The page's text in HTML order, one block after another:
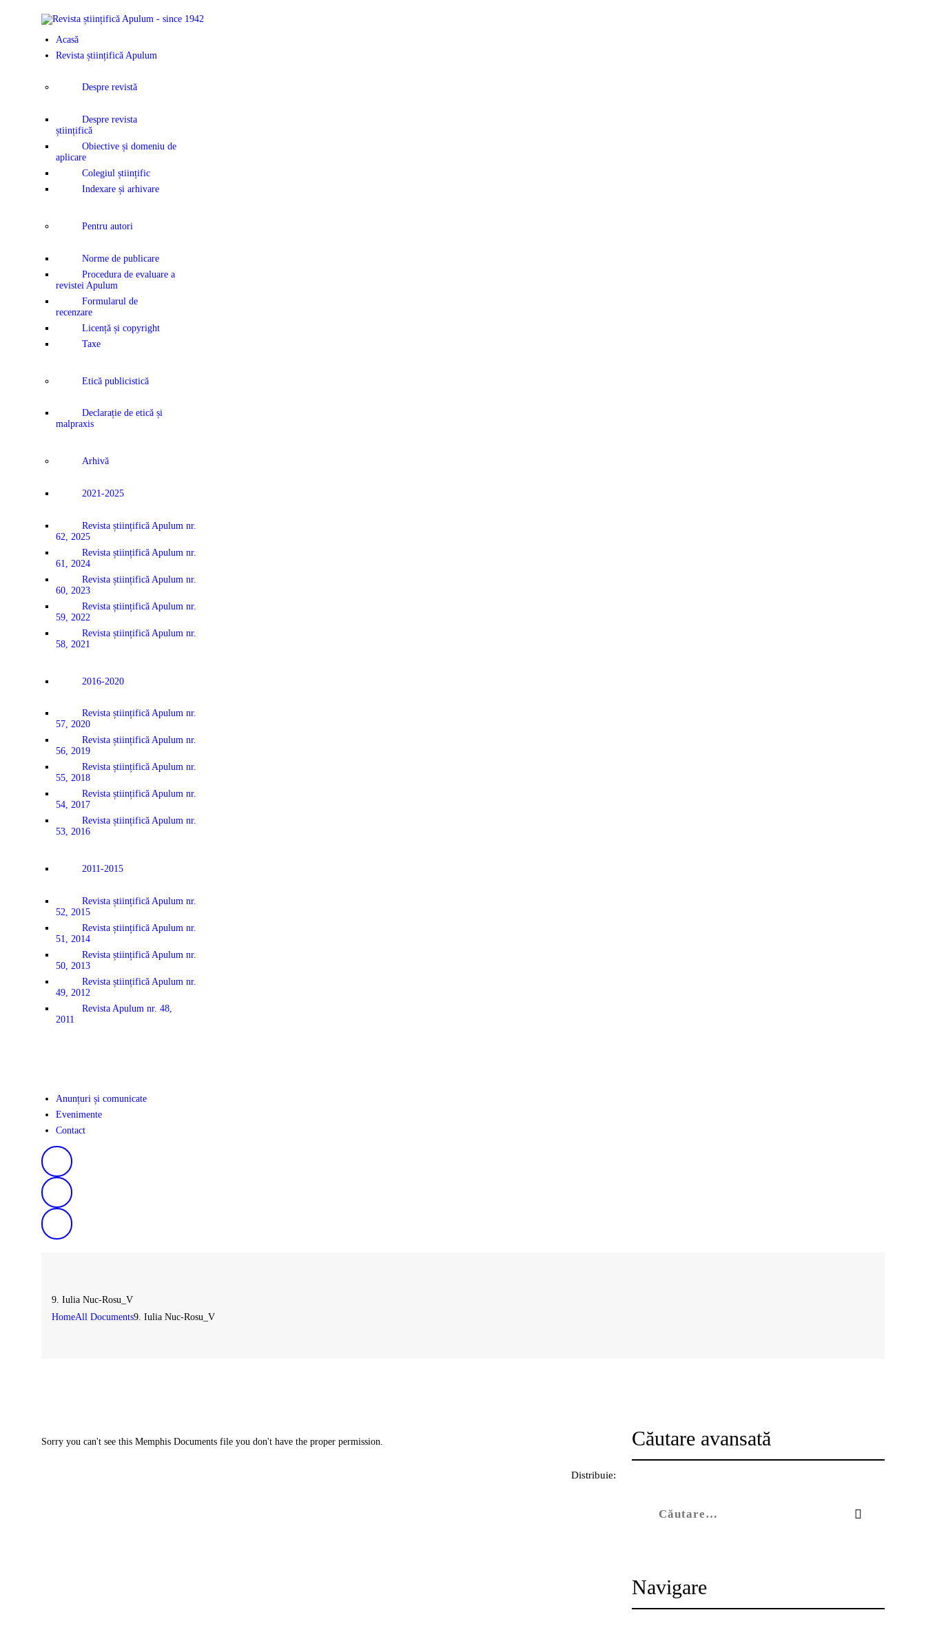
Acasă
Revista științifică Apulum
Despre revistă
Despre revista
științifică
Obiective și domeniu de
aplicare
Colegiul științific
Indexare și arhivare
Pentru autori
Norme de publicare
Procedura de evaluare a
revistei Apulum
Formularul de
recenzare
Licență și copyright
Taxe
Etică publicistică
Declarație de etică și
malpraxis
Arhivă
2021-2025
Revista științifică Apulum nr.
62, 2025
Revista științifică Apulum nr.
61, 2024
Revista științifică Apulum nr.
60, 2023
Revista științifică Apulum nr.
59, 2022
Revista științifică Apulum nr.
58, 2021
2016-2020
Revista științifică Apulum nr.
57, 2020
Revista științifică Apulum nr.
56, 2019
Revista științifică Apulum nr.
55, 2018
Revista științifică Apulum nr.
54, 2017
Revista științifică Apulum nr.
53, 2016
2011-2015
Revista științifică Apulum nr.
52, 2015
Revista științifică Apulum nr.
51, 2014
Revista științifică Apulum nr.
50, 2013
Revista științifică Apulum nr.
49, 2012
Revista Apulum nr. 48,
2011
Anunțuri și comunicate
Evenimente
Contact
9. Iulia Nuc-Rosu_V
HomeAll Documents9. Iulia Nuc-Rosu_V
Sorry you can't see this Memphis Documents file you don't have the proper permission.
Distribuie:
Căutare avansată
Navigare